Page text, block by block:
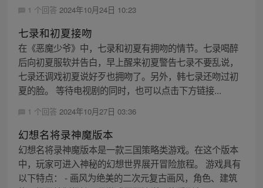
1 个回答 2024年10月24日 10:23
七录和初夏接吻
在《恶魔少爷》中，七录和初夏有拥吻的情节。七录喝醉
后向初夏服软并告白，早上醒来初夏警告七录不要乱说，
七录还调戏初夏说好歹也拥吻了。另外，韩七录还吻过初
夏的脸。 等待电视剧的同时，也可以点击下方链接...
1 个回答 2024年10月27日 03:36
幻想名将录神魔版本
幻想名将录神魔版本是一款三国策略类游戏。在这个版本
中，玩家可进入神秘的幻想世界展开冒险旅程。 游戏具有
以下特点： - 画风为绝美的二次元复古画风，角色、建筑